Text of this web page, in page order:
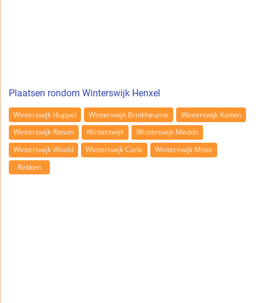
Plaatsen rondom Winterswijk Henxel
Winterswijk Huppel Winterswijk Brinkheurne
Winterswijk Kotten
Winterswijk Ratum
Winterswijk
Winterswijk Meddo
Winterswijk Woold
Winterswijk Corle
Winterswijk Miste
Rekken